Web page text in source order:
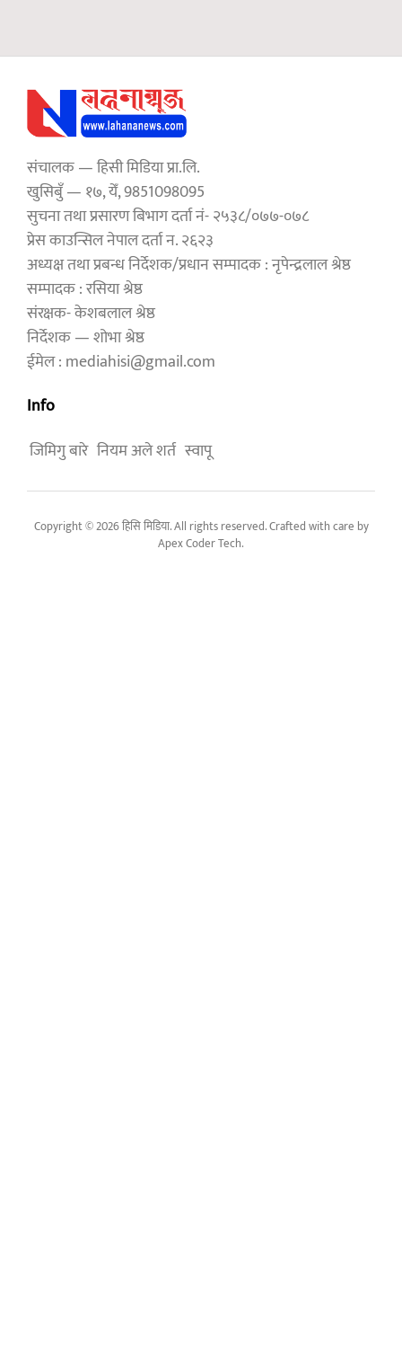
संचालक — हिसी मिडिया प्रा.लि.
खुसिबुँ — १७, येँ, 9851098095
सुचना तथा प्रसारण बिभाग दर्ता नं- २५३८/०७७-०७८
प्रेस काउन्सिल नेपाल दर्ता न. २६२३
अध्यक्ष तथा प्रबन्ध निर्देशक/प्रधान सम्पादक : नृपेन्द्रलाल श्रेष्ठ
सम्पादक : रसिया श्रेष्ठ
संरक्षक- केशबलाल श्रेष्ठ
निर्देशक — शोभा श्रेष्ठ
ईमेल : mediahisi@gmail.com
Info
जिमिगु बारे नियम अले शर्त स्वापू
Copyright © 2026 हिसि मिडिया. All rights reserved. Crafted with care by
Apex Coder Tech.